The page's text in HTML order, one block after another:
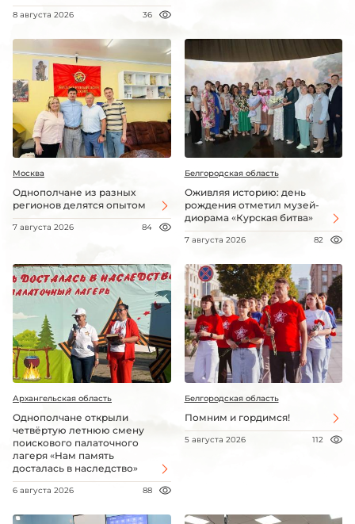
8 августа 2026 36
Москва
Однополчане из разных
регионов делятся опытом
7 августа 2026 84
Белгородская область
Оживляя историю: день
рождения отметил музей-
диорама «Курская битва»
7 августа 2026 82
Архангельская область
Однополчане открыли
четвёртую летнюю смену
поискового палаточного
лагеря «Нам память
досталась в наследство»
6 августа 2026 88
Белгородская область
Помним и гордимся!
5 августа 2026 112